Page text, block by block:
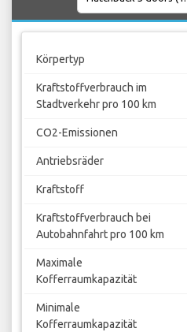
Körpertyp
Kraftstoffverbrauch im
Stadtverkehr pro 100 km
CO2-Emissionen
Antriebsräder
Kraftstoff
Kraftstoffverbrauch bei
Autobahnfahrt pro 100 km
Maximale
Kofferraumkapazität
Minimale
Kofferraumkapazität